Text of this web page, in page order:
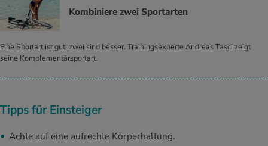
Kom­bi­nie­re zwei Sport­ar­ten
Eine Sportart ist gut, zwei sind besser. Trainingsexperte Andreas Tasci zeigt
seine Komplementärsportart.
Tipps für Einsteiger
Achte auf eine aufrechte Körperhaltung.